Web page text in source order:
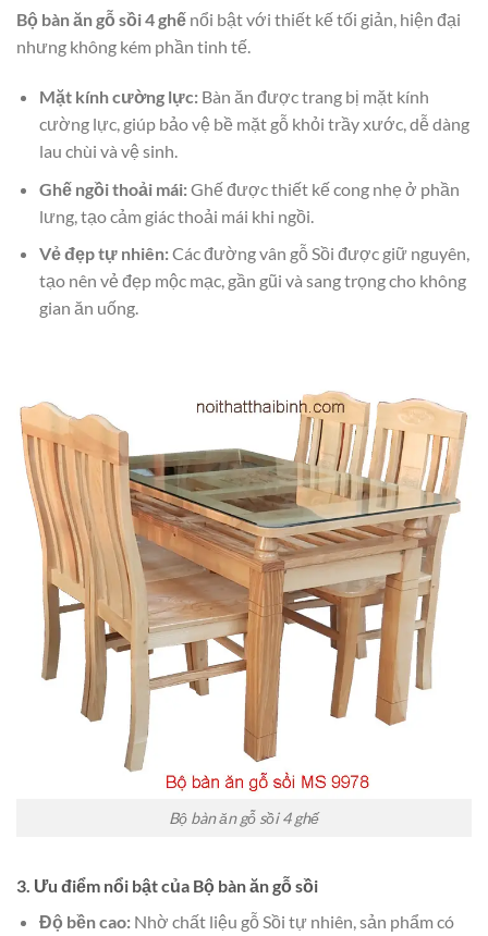
Bộ bàn ăn gỗ sồi 4 ghế nổi bật với thiết kế tối giản, hiện đại
nhưng không kém phần tinh tế.
Mặt kính cường lực:Bàn ăn được trang bị mặt kính
cường lực, giúp bảo vệ bề mặt gỗ khỏi trầy xước, dễ dàng
lau chùi và vệ sinh.
Ghế ngồi thoải mái:Ghế được thiết kế cong nhẹ ở phần
lưng, tạo cảm giác thoải mái khi ngồi.
Vẻ đẹp tự nhiên:Các đường vân gỗ Sồi được giữ nguyên,
tạo nên vẻ đẹp mộc mạc, gần gũi và sang trọng cho không
gian ăn uống.
Bộ bàn ăn gỗ sồi 4 ghế
3. Ưu điểm nổi bật của Bộ bàn ăn gỗ sồi
Độ bền cao:Nhờ chất liệu gỗ Sồi tự nhiên, sản phẩm có